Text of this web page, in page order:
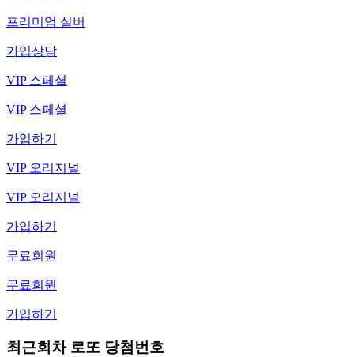
프리미엄 실버
가입상담
VIP 스페셜
VIP 스페셜
가입하기
VIP 오리지널
VIP 오리지널
가입하기
무료회원
무료회원
가입하기
최근회차 로또 당첨번호